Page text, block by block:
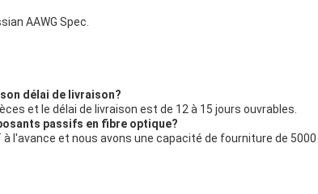
AAWG Spec.
délai de livraison?
et le délai de livraison est de 12 à 15 jours ouvrables.
passifs en fibre optique?
et nous avons une capacité de fourniture de 5000